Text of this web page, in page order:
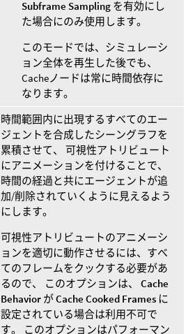
Subframe Sampling を有効にし
た場合にのみ使用します。
このモードでは、シミュレーシ
ョン全体を再生した後でも、
Cacheノードは常に時間依存に
なります。
時間範囲内に出現するすべてのエー
ジェントを合成したシーングラフを
累積させて、 可視性アトリビュート
にアニメーションを付けることで、
時間の経過と共にエージェントが追
加/削除されていくように見えるよう
にします。
可視性アトリビュートのアニメーシ
ョンを適切に動作させるには、すべ
てのフレームをクックする必要があ
るので、 このオプションは、 Cache
Behavior がCache Cooked Frames に
設定されている場合は利用不可で
す。 このオプションはパフォーマン